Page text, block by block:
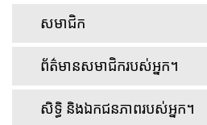
សមាជិក
ព័ត៌មានសមាជិករបស់អ្នក។
សិទ្ធិ និងឯកជនភាពរបស់អ្នក។